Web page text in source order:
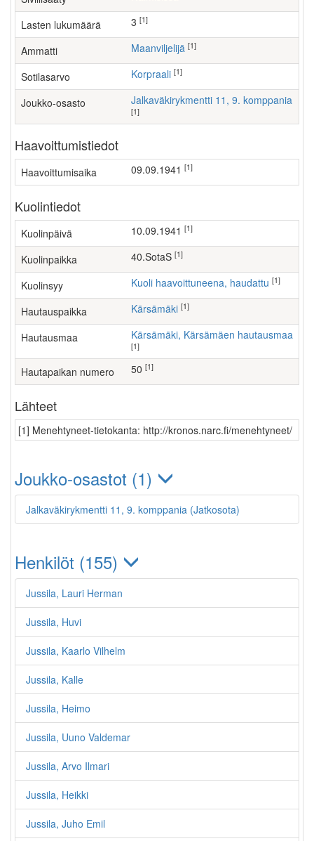
Lasten lukumäärä [1]
Ammatti maanviljelijä [1]
Sotilasarvo Korpraali [1]
Joukko-osasto Jalkaväkirykmentti 11, 9. komppania
[1]
Haavoittumistiedot
Haavoittumisaika 09.09.1941 [1]
Kuolintiedot
Kuolinpäivä 10.09.1941 [1]
Kuolinpaikka 40.SotaS [1]
Kuolinsyy Kuoli haavoittuneena, haudattu [1]
Hautauspaikka Kärsämäki [1]
Hautausmaa Kärsämäki, Kärsämäen hautausmaa
[1]
Hautapaikan numero 50 [1]
Lähteet
[1] Menehtyneet-tietokanta: http://kronos.narc.fi/menehtyneet/
Joukko-osastot (1)
Jalkaväkirykmentti 11, 9. komppania (Jatkosota)
Henkilöt (155)
Jussila, Lauri Herman
Jussila, Huvi
Jussila, Kaarlo Vilhelm
Jussila, Kalle
Jussila, Heimo
Jussila, Uuno Valdemar
Jussila, Arvo Ilmari
Jussila, Heikki
Jussila, Juho Emil